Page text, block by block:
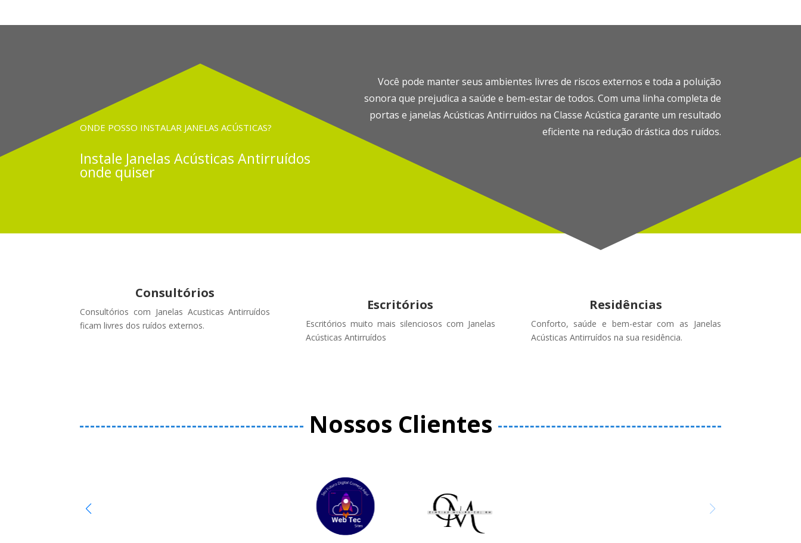
ONDE POSSO INSTALAR JANELAS ACÚSTICAS?
Instale Janelas AcústicasAntirruídos
onde quiser
Você pode manter seus ambientes livres de riscos externos e toda a poluição
sonora que prejudica a saúde e bem-estar de todos. Com uma linha completa de
portas e janelas Acústicas Antirruidos na Classe Acústica garante um resultado
eficiente na redução drástica dos ruídos.
Consultórios
Consultórios com Janelas Acusticas Antirruídos
ficam livres dos ruídos externos.
Escritórios
Escritórios muito mais silenciosos com Janelas
Acústicas Antirruídos
Residências
Conforto, saúde e bem-estar com as Janelas
Acústicas Antirruídos na sua residência.
Nossos Clientes